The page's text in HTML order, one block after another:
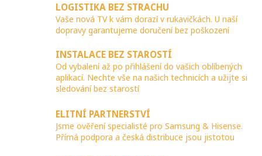
LOGISTIKA BEZ STRACHU
Vaše nová TV k vám dorazí v rukavičkách. U naší
dopravy garantujeme doručení bez poškození
INSTALACE BEZ STAROSTÍ
Od vybalení až po přihlášení do vašich oblíbených
aplikací. Nechte vše na našich technicích a užijte si
sledování bez starostí
ELITNÍ PARTNERSTVÍ
Jsme ověření specialisté pro Samsung & Hisense.
Přímá podpora a česká distribuce jsou jistotou